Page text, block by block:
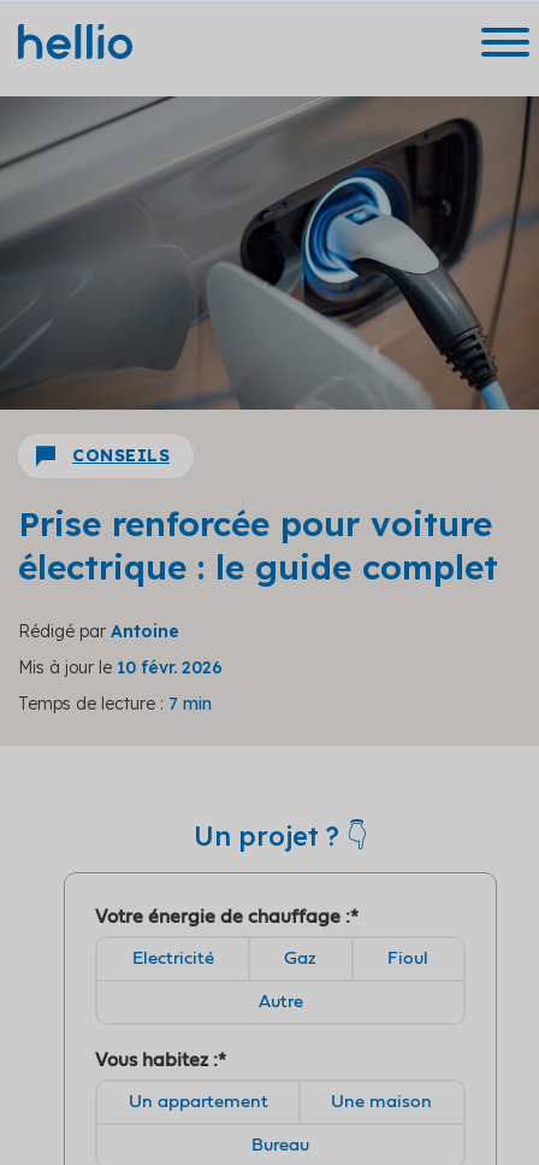
CONSEILS
Prise renforcée pour voiture
électrique : le guide complet
Rédigé par Antoine
Mis à jour le 10 févr. 2026
Temps de lecture : 7 min
Un projet ? 👇